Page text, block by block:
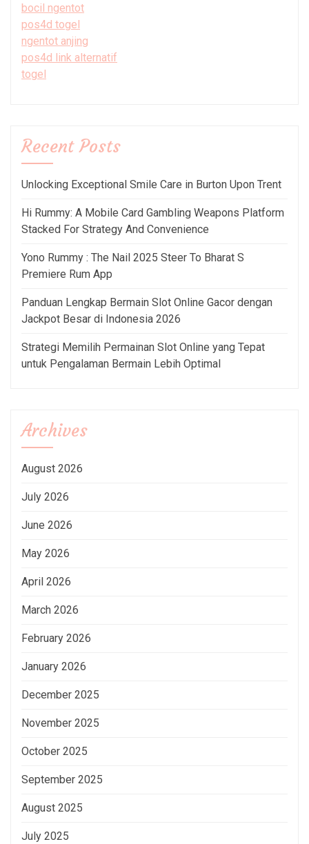
bocil ngentot
pos4d togel
ngentot anjing
pos4d link alternatif
togel
Recent Posts
Unlocking Exceptional Smile Care in Burton Upon Trent
Hi Rummy: A Mobile Card Gambling Weapons Platform
Stacked For Strategy And Convenience
Yono Rummy : The Nail 2025 Steer To Bharat S
Premiere Rum App
Panduan Lengkap Bermain Slot Online Gacor dengan
Jackpot Besar di Indonesia 2026
Strategi Memilih Permainan Slot Online yang Tepat
untuk Pengalaman Bermain Lebih Optimal
Archives
August 2026
July 2026
June 2026
May 2026
April 2026
March 2026
February 2026
January 2026
December 2025
November 2025
October 2025
September 2025
August 2025
July 2025